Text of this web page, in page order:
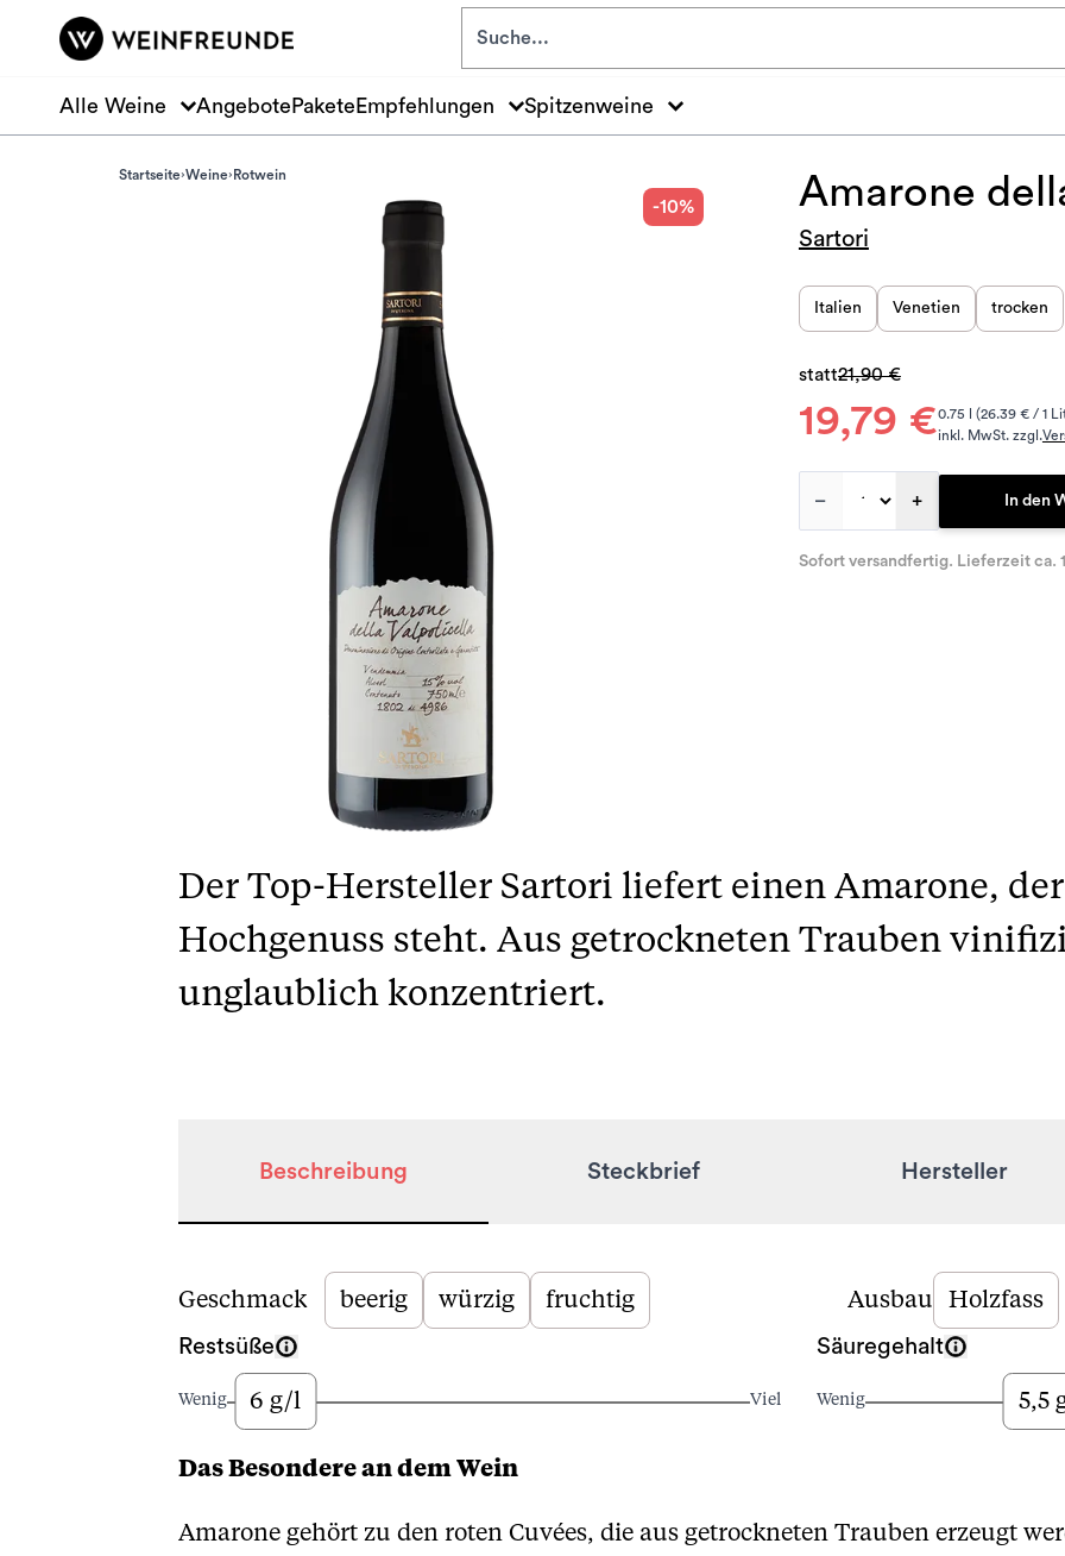
Zum Hauptinhalt springen
Alle Weine Angebote Pakete Empfehlungen Spitzenweine
Startseite Weine Rotwein
-10% Amarone
Sartori
Italien Venetien trocken
19,79 €
statt21,90 €
0.75 l (26.39 € / 1
inkl. MwSt. zzgl.
– + In den
Sofort versandfertig. Lieferzeit ca.
Der Top-Hersteller Sartori liefert einen Amarone,
Hochgenuss steht. Aus getrockneten Trauben
unglaublich konzentriert.
Beschreibung Steckbrief Hersteller
Beschreibung
Geschmack beerig würzig fruchtig Ausbau Holzfass
Restsüße
Wenig 6 g/l Viel
Säuregehalt
Wenig 5,5
Das Besondere an dem Wein
Amarone gehört zu den roten Cuvées, die aus getrockneten Trauben erzeugt